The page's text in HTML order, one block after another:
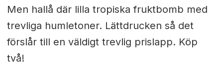
Men hallå där lilla tropiska fruktbomb med
trevliga humletoner. Lättdrucken så det
förslår till en väldigt trevlig prislapp. Köp
två!